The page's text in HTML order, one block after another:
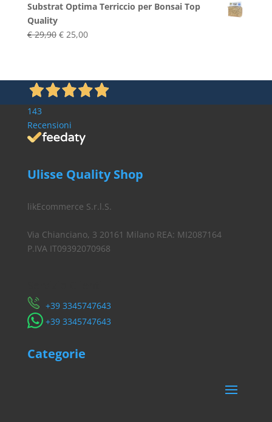
originale
€ 24,90.
attuale
€ 24,40.
Substrat Optima Terriccio per Bonsai Top
Quality
€29,90 Il
€ 29,90.
€25,00Il
€ 25,00.
143
Recensioni
Ulisse Quality Shop
likEcommerce S.r.l.S.
Via Chianciano, 3 20161 Milano REA: MI2087164
P.IVA IT09392070968
​+39 3345747643
​+39 3345747643
Categorie